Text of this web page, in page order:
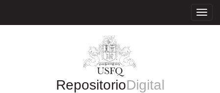
RepositorioDigital